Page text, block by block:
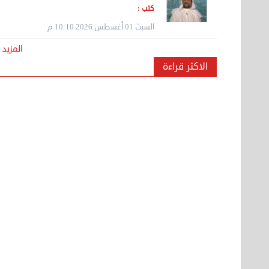
كتب :
السبت 01 أغسطس 2026 10:10 م
المزيد
الاكثر قراءة